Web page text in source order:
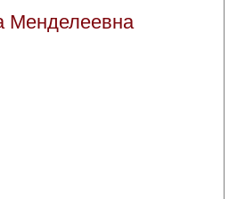
Менделеевна